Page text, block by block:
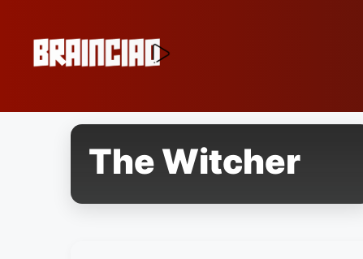
conteúdo
The Witcher